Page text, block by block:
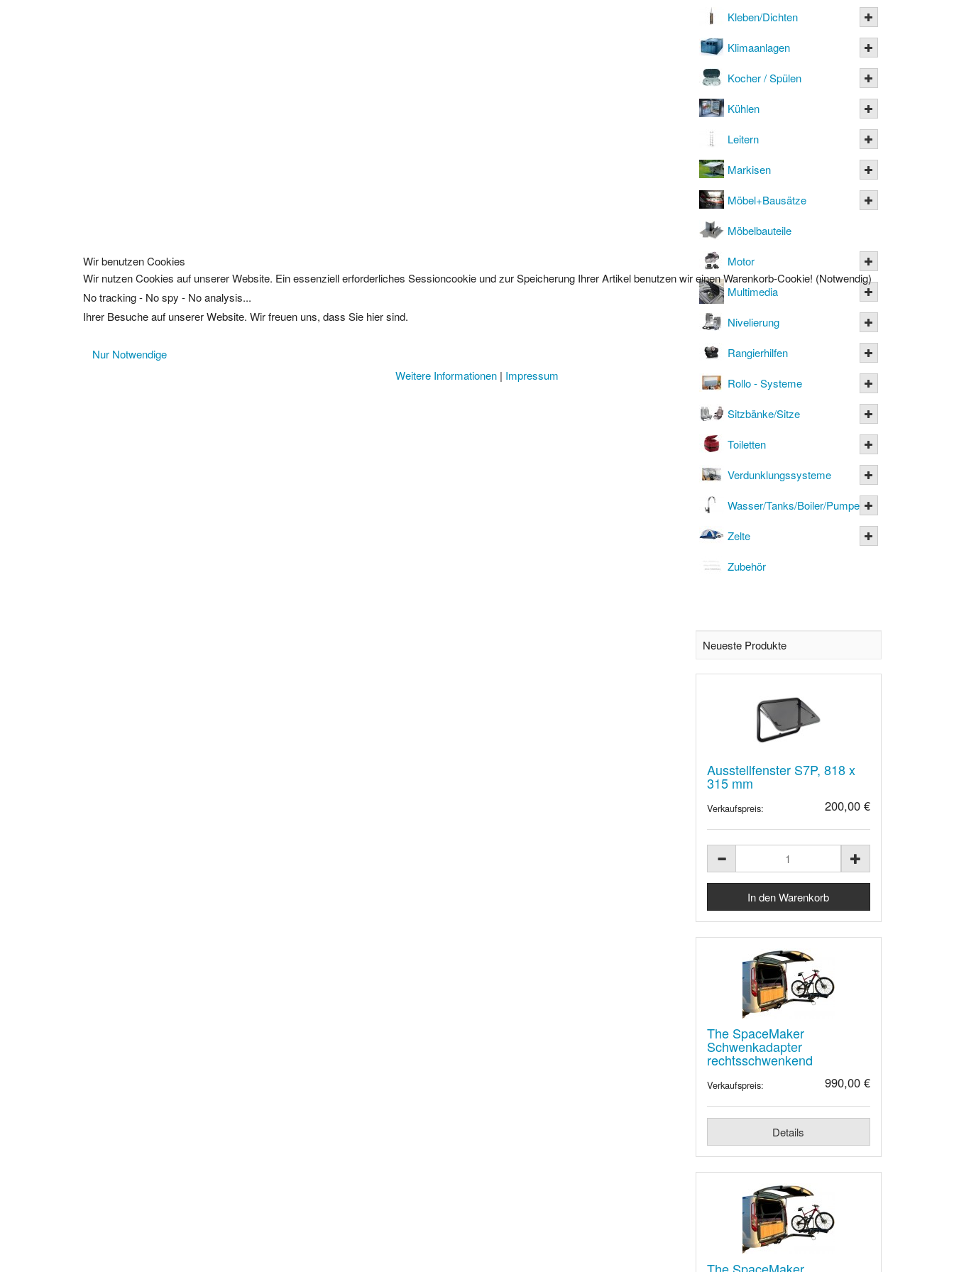
Kleben/Dichten
Klimaanlagen
Kocher / Spülen
Kühlen
Leitern
Markisen
Möbel+Bausätze
Möbelbauteile
Motor
Multimedia
Nivelierung
Rangierhilfen
Rollo - Systeme
Sitzbänke/Sitze
Toiletten
Verdunklungssysteme
Wasser/Tanks/Boiler/Pumpen
Zelte
Zubehör
Neueste Produkte
Ausstellfenster S7P, 818 x
315 mm
Verkaufspreis: 200,00 €
The SpaceMaker
Schwenkadapter
rechtsschwenkend
Verkaufspreis: 990,00 €
Details
The SpaceMaker
Wir benutzen Cookies
Wir nutzen Cookies auf unserer Website. Ein essenziell erforderliches Sessioncookie und zur Speicherung Ihrer Artikel benutzen wir einen Warenkorb-Cookie! (Notwendig)
No tracking - No spy - No analysis...
Ihrer Besuche auf unserer Website. Wir freuen uns, dass Sie hier sind.
Nur Notwendige
Weitere Informationen | Impressum